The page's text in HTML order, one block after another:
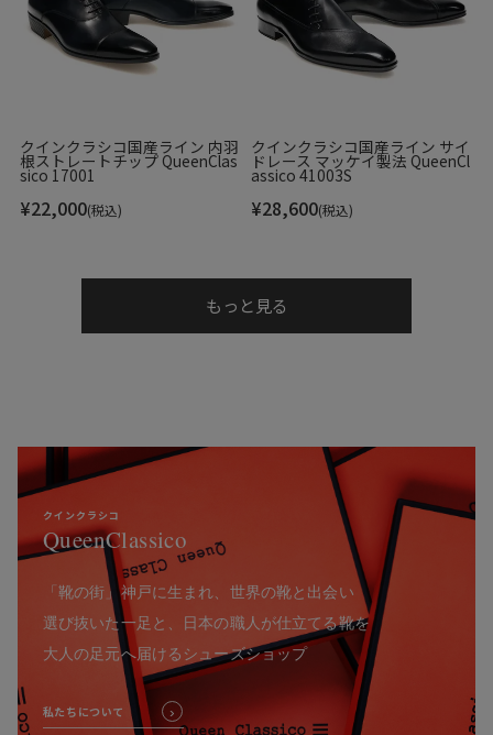
クインクラシコ国産ライン 内羽
根ストレートチップ QueenClas
sico 17001
¥22,000(税込)
クインクラシコ国産ライン サイ
ドレース マッケイ製法 QueenCl
assico 41003S
¥28,600(税込)
もっと見る
クインクラシコ
QueenClassico
「靴の街」神戸に生まれ、世界の靴と出会い
選び抜いた一足と、日本の職人が仕立てる靴を
大人の足元へ届けるシューズショップ
私たちについて